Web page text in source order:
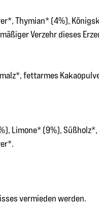
Thymian* (4%),
Verzehr dieses
fettarmes
Limone* (9%),
vermieden werden.